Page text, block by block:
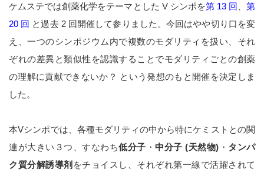
ケムステでは創薬化学をテーマとした V シンポを第 13 回 、第
20 回 と過去 2 回開催して参りました。今回はやや切り口を変
え、一つのシンポジウム内で複数のモダリティを扱い、それ
ぞれの差異と類似性を認識することでモダリティごとの創薬
の理解に貢献できないか？ という発想のもと開催を決定しま
した。
本Vシンポでは、各種モダリティの中から特にケミストとの関
連が大きい３つ、すなわち低分子 ・ 中分子 (天然物) ・ タンパ
ク質分解誘導剤 をチョイスし、それぞれ第一線で活躍されて